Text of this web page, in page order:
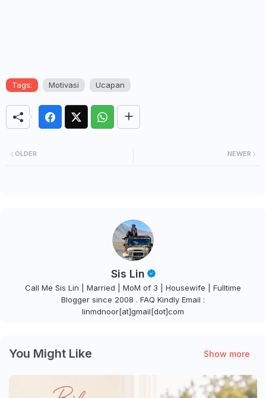
Tags: Motivasi Ucapan
NEWER
OLDER
Sis Lin
Call Me Sis Lin | Married | MoM of 3 | Housewife | Fulltime
Blogger since 2008 . FAQ Kindly Email :
linmdnoor[at]gmail[dot]com
You Might Like Show more